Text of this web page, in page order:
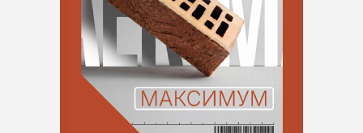
Вид работ
Материал основания
Тип применения